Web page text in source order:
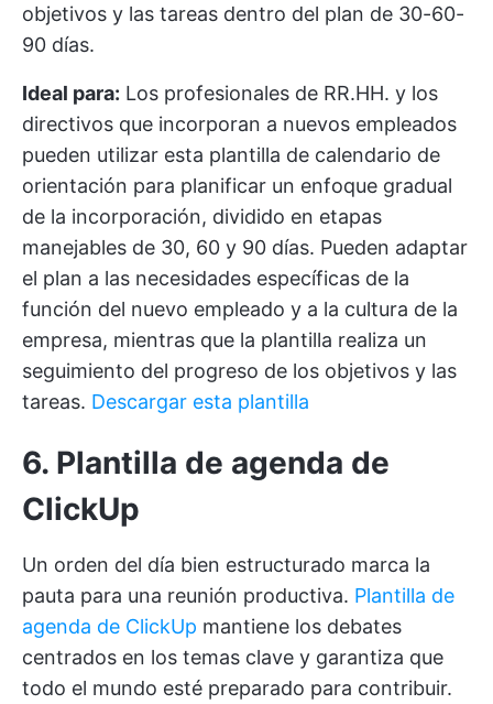
objetivos y las tareas dentro del plan de 30-60-
90 días.
Ideal para: Los profesionales de RR.HH. y los
directivos que incorporan a nuevos empleados
pueden utilizar esta plantilla de calendario de
orientación para planificar un enfoque gradual
de la incorporación, dividido en etapas
manejables de 30, 60 y 90 días. Pueden adaptar
el plan a las necesidades específicas de la
función del nuevo empleado y a la cultura de la
empresa, mientras que la plantilla realiza un
seguimiento del progreso de los objetivos y las
tareas. Descargar esta plantilla
6. Plantilla de agenda de
ClickUp
Un orden del día bien estructurado marca la
pauta para una reunión productiva. Plantilla de
agenda de ClickUp mantiene los debates
centrados en los temas clave y garantiza que
todo el mundo esté preparado para contribuir.